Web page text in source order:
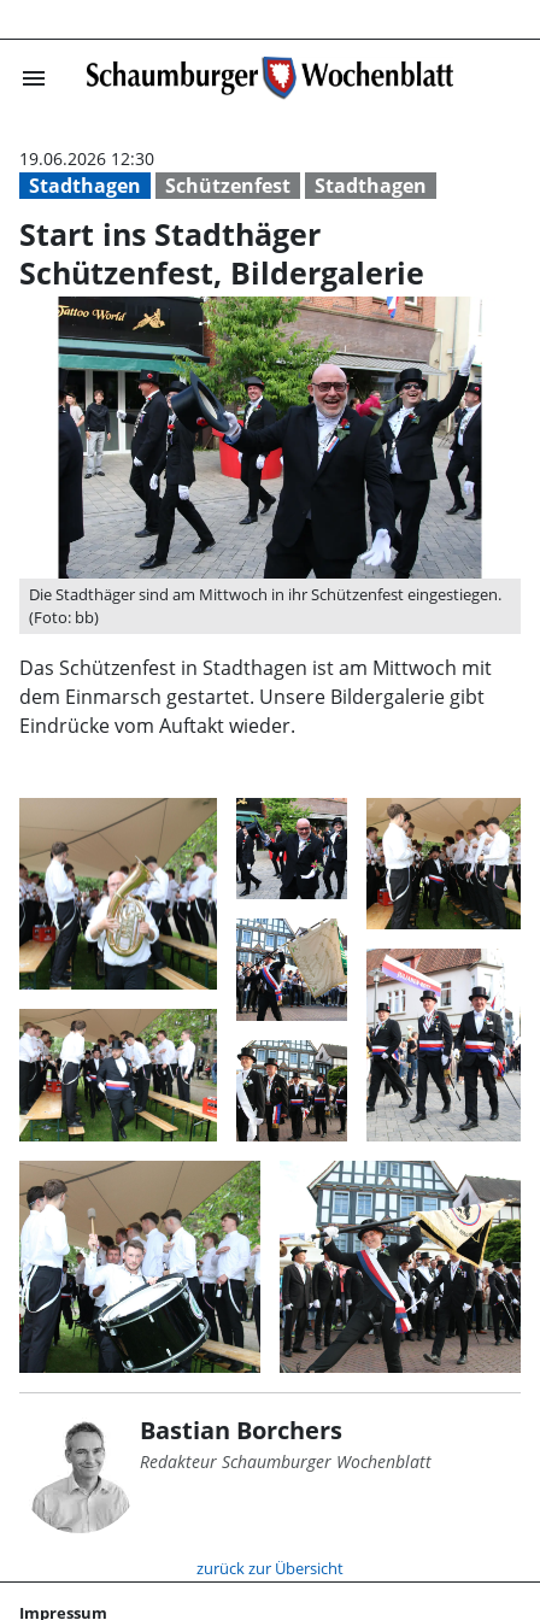
menu Start ins
Stadthagen Schützenfest Stadthagen
19.06.2026 12:30
Start ins Stadthäger
Schützenfest, Bildergalerie
Die Stadthäger sind am Mittwoch in ihr Schützenfest eingestiegen.
(Foto: bb)
Das Schützenfest in Stadthagen ist am Mittwoch mit
dem Einmarsch gestartet. Unsere Bildergalerie gibt
Eindrücke vom Auftakt wieder.
Bastian Borchers
Redakteur Schaumburger Wochenblatt
zurück zur Übersicht
Impressum